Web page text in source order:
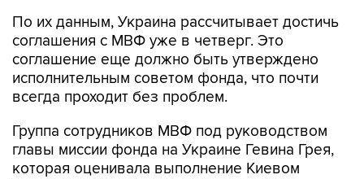
По их данным, Украина рассчитывает достичь
соглашения с МВФ уже в четверг. Это
соглашение еще должно быть утверждено
исполнительным советом фонда, что почти
всегда проходит без проблем.
Группа сотрудников МВФ под руководством
главы миссии фонда на Украине Гевина Грея,
которая оценивала выполнение Киевом